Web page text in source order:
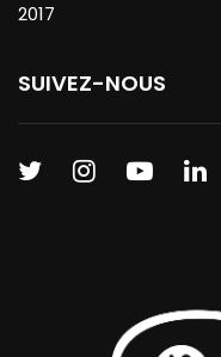
2017
SUIVEZ-NOUS